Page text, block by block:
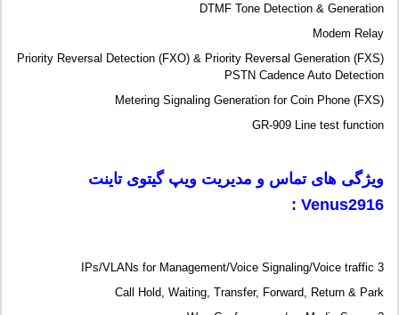
DTMF Tone Detection & Generation
Modem Relay
Priority Reversal Detection (FXO) & Priority Reversal Generation (FXS)
PSTN Cadence Auto Detection
Metering Signaling Generation for Coin Phone (FXS)
GR-909 Line test function
ویژگی های تماس و مدیریت ویپ گیتوی تاینت
Venus2916
:
3 IPs/VLANs for Management/Voice Signaling/Voice traffic
Call Hold, Waiting, Transfer, Forward, Return & Park